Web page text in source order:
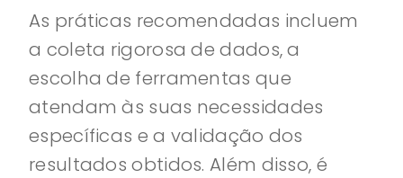
As práticas recomendadas incluem
a coleta rigorosa de dados, a
escolha de ferramentas que
atendam às suas necessidades
específicas e a validação dos
resultados obtidos. Além disso, é